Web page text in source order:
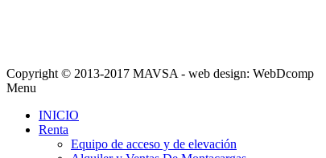
Copyright © 2013-2017 MAVSA - web design: WebDcomp
Menu
INICIO
Renta
Equipo de acceso y de elevación